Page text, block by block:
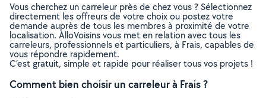
Vous cherchez un carreleur près de chez vous ? Sélectionnez
directement les offreurs de votre choix ou postez votre
demande auprès de tous les membres à proximité de votre
localisation. AlloVoisins vous met en relation avec tous les
carreleurs, professionnels et particuliers, à Frais, capables de
vous répondre rapidement.
C’est gratuit, simple et rapide pour réaliser tous vos projets !
Comment bien choisir un carreleur à Frais ?